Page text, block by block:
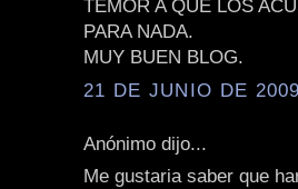
TEMOR A QUE LOS
PARA NADA.
MUY BUEN BLOG.
21 DE JUNIO DE
Anónimo dijo...
Me gustaria saber que